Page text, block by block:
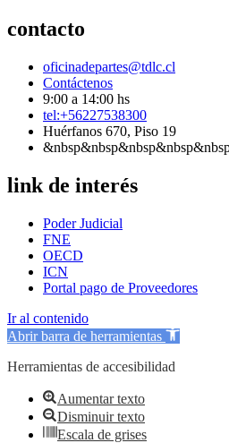
contacto
oficinadepartes@tdlc.cl
Contáctenos
9:00 a 14:00 hs
tel:+56227538300
Huérfanos 670, Piso 19
link de interés
Poder Judicial
FNE
OECD
ICN
Portal pago de Proveedores
Ir al contenido
Abrir barra de herramientas
Herramientas de accesibilidad
Aumentar texto
Disminuir texto
Escala de grises